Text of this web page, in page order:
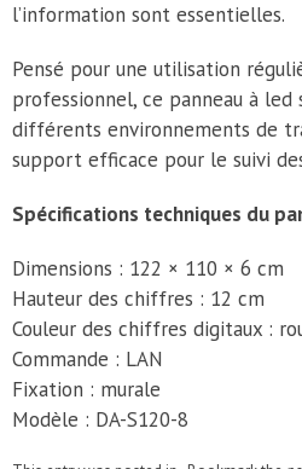
l’information sont essentielles.
Pensé pour une utilisation
professionnel, ce panneau à led
différents environnements de
support efficace pour le suivi
Spécifications techniques du
Dimensions : 122 × 110 × 6 cm
Hauteur des chiffres : 12 cm
Couleur des chiffres digitaux :
Commande : LAN
Fixation : murale
Modèle : DA-S120-8